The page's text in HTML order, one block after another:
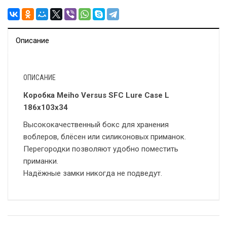
Описание
ОПИСАНИЕ
Коробка Meiho Versus SFC Lure Case L
186х103х34
Высококачественный бокс для хранения
воблеров, блёсен или силиконовых приманок.
Перегородки позволяют удобно поместить
приманки.
Надёжные замки никогда не подведут.